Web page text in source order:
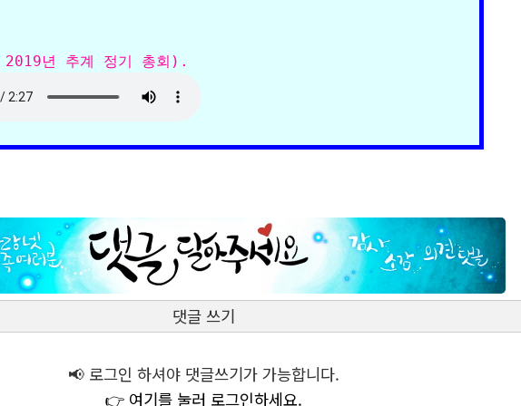
댓글 쓰기
📢 로그인 하셔야 댓글쓰기가 가능합니다.
👉 여기를 눌러 로그인하세요.